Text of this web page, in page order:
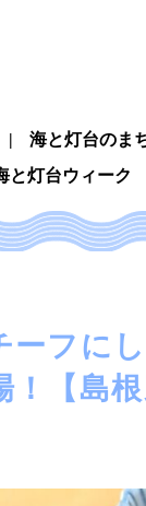
海と灯台のま
と灯台ウィーク
ーフに
！【島